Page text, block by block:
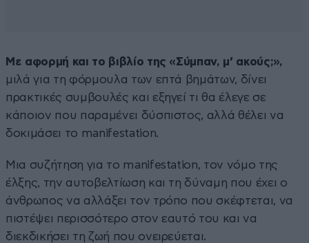
Με αφορμή και το βιβλίο της «Σύμπαν, μ’ ακούς;»,
μιλά για τη φόρμουλα των επτά βημάτων, δίνει
πρακτικές συμβουλές και εξηγεί τι θα έλεγε σε
κάποιον που παραμένει δύσπιστος, αλλά θέλει να
δοκιμάσει το manifestation.
Μια συζήτηση για το manifestation, τον νόμο της
έλξης, την αυτοβελτίωση και τη δύναμη που έχει ο
άνθρωπος να αλλάξει τον τρόπο που σκέφτεται, να
πιστέψει περισσότερο στον εαυτό του και να
διεκδικήσει τη ζωή που ονειρεύεται.